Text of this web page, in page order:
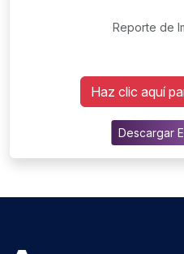
Reporte de
Haz clic aquí
Descargar